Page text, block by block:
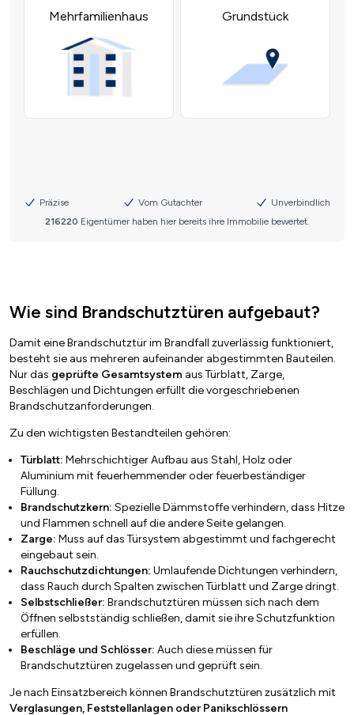
Wie sind Brandschutztüren aufgebaut?
Damit eine Brandschutztür im Brandfall zuverlässig funktioniert,
besteht sie aus mehreren aufeinander abgestimmten Bauteilen.
Nur das geprüfte Gesamtsystem aus Türblatt, Zarge,
Beschlägen und Dichtungen erfüllt die vorgeschriebenen
Brandschutzanforderungen.
Zu den wichtigsten Bestandteilen gehören:
Türblatt: Mehrschichtiger Aufbau aus Stahl, Holz oder
Aluminium mit feuerhemmender oder feuerbeständiger
Füllung.
Brandschutzkern: Spezielle Dämmstoffe verhindern, dass Hitze
und Flammen schnell auf die andere Seite gelangen.
Zarge: Muss auf das Türsystem abgestimmt und fachgerecht
eingebaut sein.
Rauchschutzdichtungen: Umlaufende Dichtungen verhindern,
dass Rauch durch Spalten zwischen Türblatt und Zarge dringt.
Selbstschließer: Brandschutztüren müssen sich nach dem
Öffnen selbstständig schließen, damit sie ihre Schutzfunktion
erfüllen.
Beschläge und Schlösser: Auch diese müssen für
Brandschutztüren zugelassen und geprüft sein.
Je nach Einsatzbereich können Brandschutztüren zusätzlich mit
Verglasungen, Feststellanlagen oder Panikschlössern